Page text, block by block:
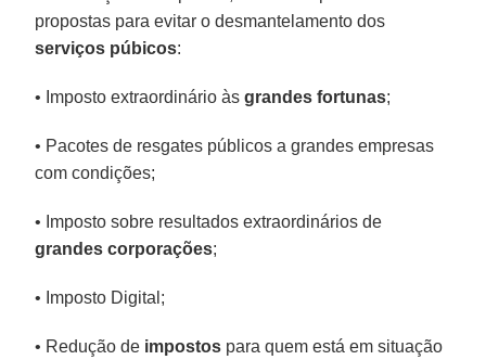
propostas para evitar o desmantelamento dos
serviços púbicos:
• Imposto extraordinário àsgrandes fortunas;
• Pacotes de resgates públicos a grandes empresas
com condições;
• Imposto sobre resultados extraordinários de
grandes corporações;
• Imposto Digital;
• Redução de impostos para quem está em situação